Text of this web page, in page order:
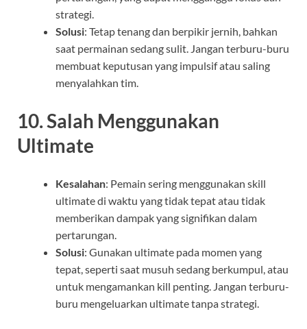
strategi.
Solusi: Tetap tenang dan berpikir jernih, bahkan
saat permainan sedang sulit. Jangan terburu-buru
membuat keputusan yang impulsif atau saling
menyalahkan tim.
10.Salah Menggunakan
Ultimate
Kesalahan: Pemain sering menggunakan skill
ultimate di waktu yang tidak tepat atau tidak
memberikan dampak yang signifikan dalam
pertarungan.
Solusi: Gunakan ultimate pada momen yang
tepat, seperti saat musuh sedang berkumpul, atau
untuk mengamankan kill penting. Jangan terburu-
buru mengeluarkan ultimate tanpa strategi.